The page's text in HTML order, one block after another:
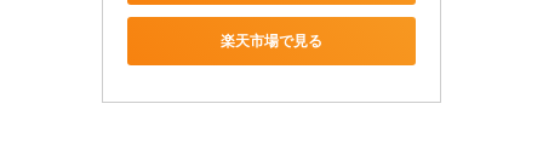
楽天市場で見る